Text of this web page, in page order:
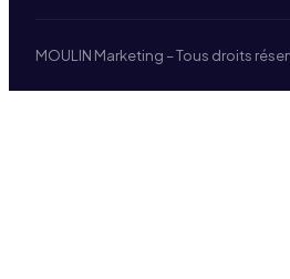
MOULIN Marketing – Tous droits